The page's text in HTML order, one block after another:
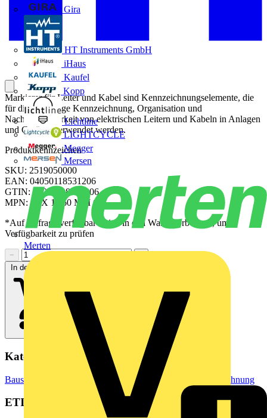
Gira
HT Instruments GmbH
iHaus
Kaufel
Kopp
Lichtline
LIGHTCYCLE
Megger
Mersen
Merten
Markierer für Leiter und Kabel sind Kennzeichnungselemente, die
für die eindeutige Kennzeichnung, Organisation und
Nachverfolgbarkeit von elektrischen Leitern und Kabeln in Anlagen
und Geräten verwendet werden.
Produktkennzeichen
SKU: 2519050000
EAN: 04050118531206
GTIN: 04050118531206
MPN: SFX 11/60 MM GN
*Auf Anfrage verfügbar - bitte in den Warenkorb legen, um
Verfügbarkeit zu prüfen
−
In den Warenkorb
Kategorien
Baustoffe & Verbrauchsmaterialien Markierung & Kennzeichnung
ETIM Group